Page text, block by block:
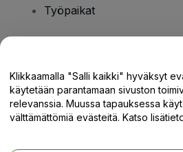
Työpaikat
Tukikeskus / Ota meihin
Klikkaamalla "Salli kaikki" hyväksyt
käytetään parantamaan sivuston
relevanssia. Muussa tapauksessa
välttämättömiä evästeitä. Katso